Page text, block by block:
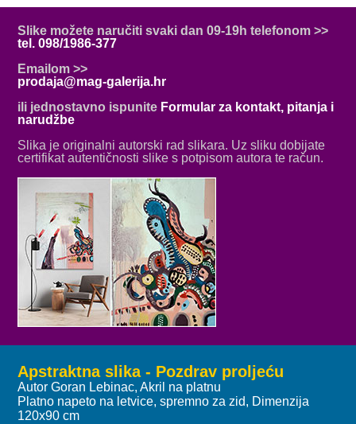
Slike možete naručiti svaki dan 09-19h telefonom >>
tel. 098/1986-377
Emailom >>
prodaja@mag-galerija.hr
ili jednostavno ispunite Formular za kontakt, pitanja i
narudžbe
Slika je originalni autorski rad slikara. Uz sliku dobijate
certifikat autentičnosti slike s potpisom autora te račun.
Apstraktna slika - Pozdrav proljeću
Autor Goran Lebinac, Akril na platnu
Platno napeto na letvice, spremno za zid, Dimenzija
120x90 cm